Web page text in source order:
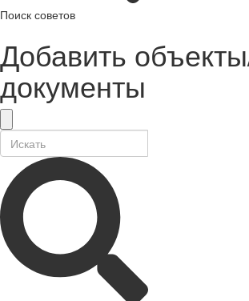
Поиск советов
Добавить
документы